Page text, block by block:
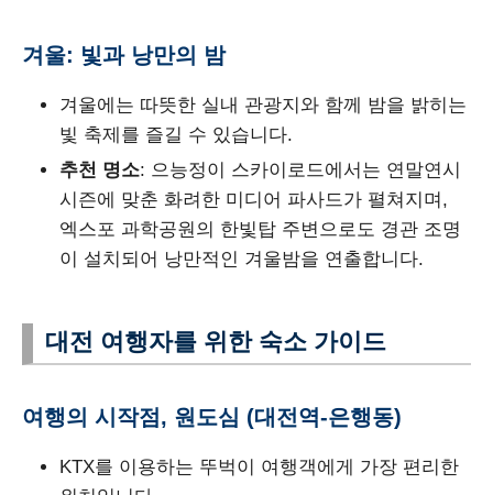
겨울: 빛과 낭만의 밤
겨울에는 따뜻한 실내 관광지와 함께 밤을 밝히는
빛 축제를 즐길 수 있습니다.
추천 명소: 으능정이 스카이로드에서는 연말연시
시즌에 맞춘 화려한 미디어 파사드가 펼쳐지며,
엑스포 과학공원의 한빛탑 주변으로도 경관 조명
이 설치되어 낭만적인 겨울밤을 연출합니다.
대전 여행자를 위한 숙소 가이드
여행의 시작점, 원도심 (대전역-은행동)
KTX를 이용하는 뚜벅이 여행객에게 가장 편리한